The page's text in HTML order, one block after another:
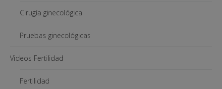
Cirugía ginecológica
Pruebas ginecológicas
Videos Fertilidad
Fertilidad